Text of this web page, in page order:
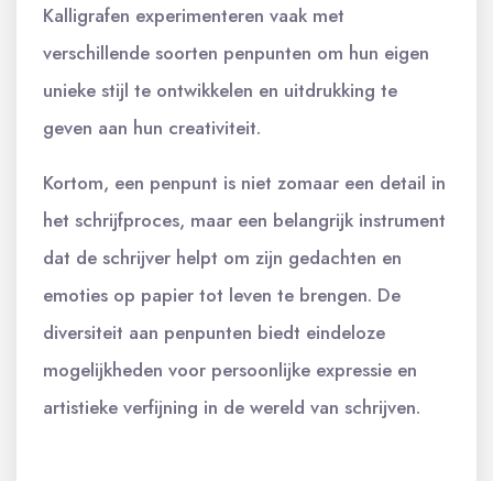
Kalligrafen experimenteren vaak met
verschillende soorten penpunten om hun eigen
unieke stijl te ontwikkelen en uitdrukking te
geven aan hun creativiteit.
Kortom, een penpunt is niet zomaar een detail in
het schrijfproces, maar een belangrijk instrument
dat de schrijver helpt om zijn gedachten en
emoties op papier tot leven te brengen. De
diversiteit aan penpunten biedt eindeloze
mogelijkheden voor persoonlijke expressie en
artistieke verfijning in de wereld van schrijven.